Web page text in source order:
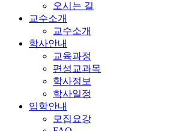
오시는 길
교수소개
교수소개
학사안내
교육과정
편성교과목
학사정보
학사일정
입학안내
모집요강